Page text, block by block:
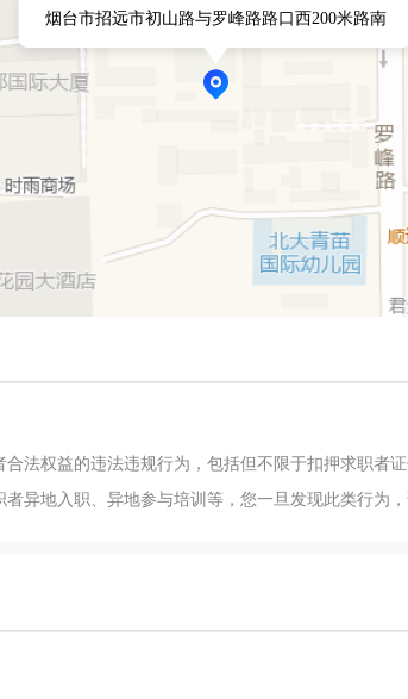
烟台市招远市初山路与罗峰路路口西200米路南
法权益的违法违规行为，包括但不限于扣押求职者
异地入职、异地参与培训等，您一旦发现此类行为